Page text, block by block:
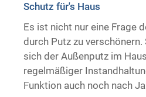
Schutz für's Haus
Es ist nicht nur eine Frage
durch Putz zu verschönern.
sich der Außenputz im
regelmäßiger
Funktion auch noch nach